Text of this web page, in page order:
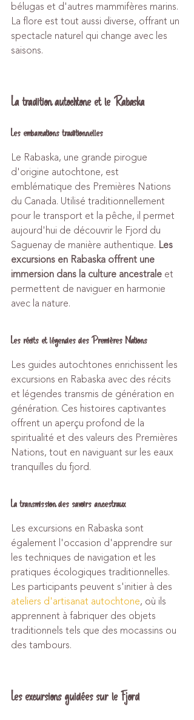
bélugas et d'autres mammifères marins.
La flore est tout aussi diverse, offrant un
spectacle naturel qui change avec les
saisons.
La tradition autochtone et le Rabaska
Les embarcations traditionnelles
Le Rabaska, une grande pirogue
d'origine autochtone, est
emblématique des Premières Nations
du Canada. Utilisé traditionnellement
pour le transport et la pêche, il permet
aujourd'hui de découvrir le Fjord du
Saguenay de manière authentique. Les
excursions en Rabaska offrent une
immersion dans la culture ancestrale et
permettent de naviguer en harmonie
avec la nature.
Les récits et légendes des Premières Nations
Les guides autochtones enrichissent les
excursions en Rabaska avec des récits
et légendes transmis de génération en
génération. Ces histoires captivantes
offrent un aperçu profond de la
spiritualité et des valeurs des Premières
Nations, tout en naviguant sur les eaux
tranquilles du fjord.
La transmission des savoirs ancestraux
Les excursions en Rabaska sont
également l'occasion d'apprendre sur
les techniques de navigation et les
pratiques écologiques traditionnelles.
Les participants peuvent s'initier à des
ateliers d'artisanat autochtone, où ils
apprennent à fabriquer des objets
traditionnels tels que des mocassins ou
des tambours.
Les excursions guidées sur le Fjord